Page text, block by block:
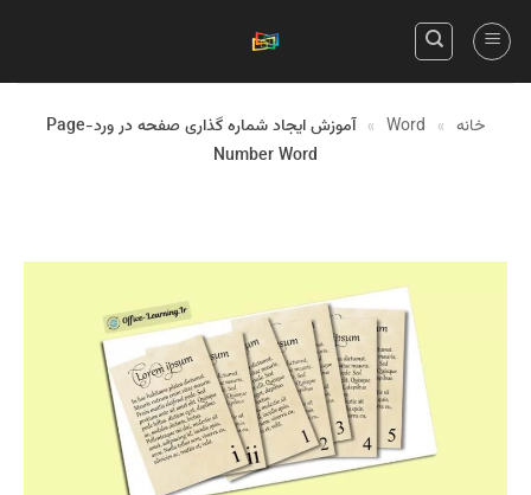
Skip
خانه »
Word
»
آموزش ایجاد شماره گذاری صفحه در ورد-Page
Number Word